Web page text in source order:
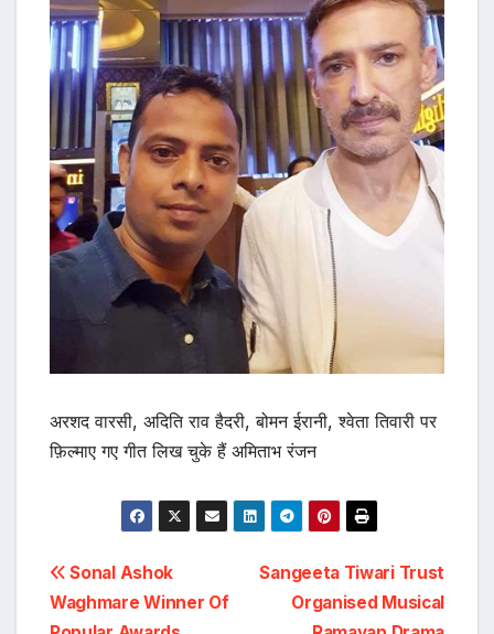
अरशद वारसी, अदिति राव हैदरी, बोमन ईरानी, श्वेता तिवारी पर
फ़िल्माए गए गीत लिख चुके हैं अमिताभ रंजन
Post
Sangeeta Tiwari Trust
Organised Musical
Sonal Ashok
Waghmare Winner Of